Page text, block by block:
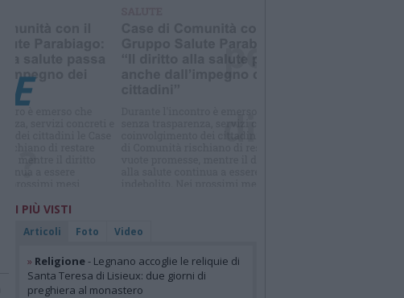
I PIÙ VISTI
Articoli Foto Video
» Religione- Legnano accoglie le reliquie di
Santa Teresa di Lisieux: due giorni di
preghiera al monastero